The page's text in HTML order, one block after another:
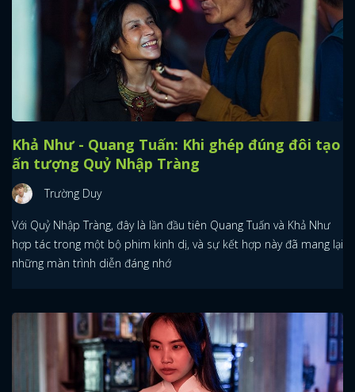
Khả Như - Quang Tuấn: Khi ghép đúng đôi tạo
ấn tượng Quỷ Nhập Tràng
Trường Duy
Với Quỷ Nhập Tràng, đây là lần đầu tiên Quang Tuấn và Khả Như
hợp tác trong một bộ phim kinh dị, và sự kết hợp này đã mang lại
những màn trình diễn đáng nhớ